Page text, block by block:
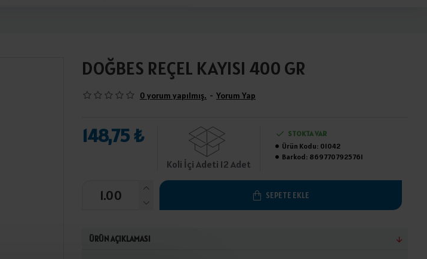
DOĞBES REÇEL KAYISI 400 GR
0 yorum yapılmış. - Yorum Yap
148,75 ₺
Koli İçi Adeti 12 Adet
STOKTA VAR
Ürün Kodu: 01042
Barkod: 8697707925761
SEPETE EKLE
ÜRÜN AÇIKLAMASI